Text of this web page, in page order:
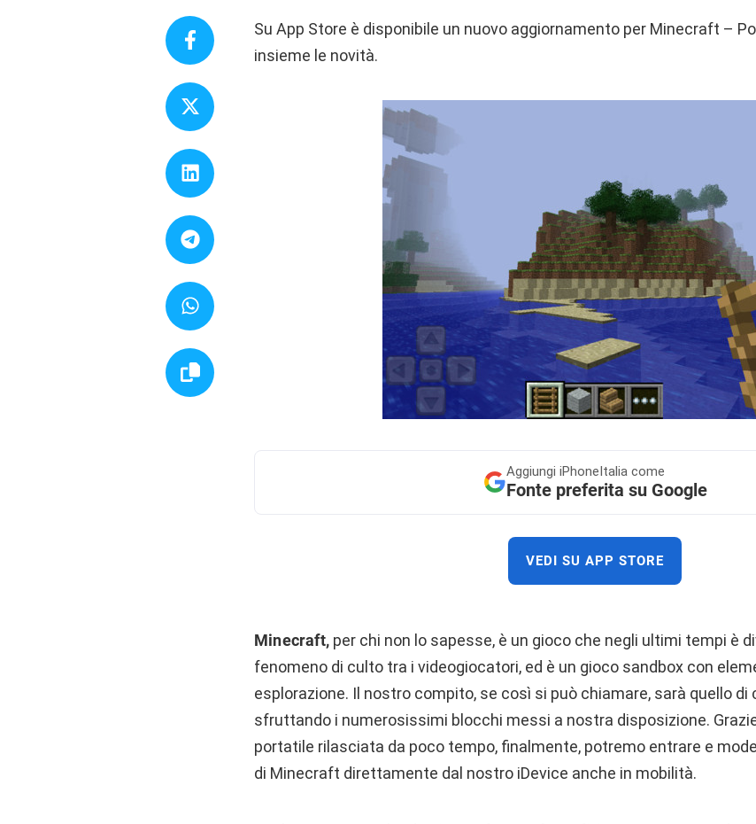
Su App Store è disponibile un nuovo aggiornamento per Minecraft –
insieme le novità.
Aggiungi iPhoneItalia come
Fonte preferita su Google
VEDI SU APP STORE
Minecraft, per chi non lo sapesse, è un gioco che negli ultimi tempi è
fenomeno di culto tra i videogiocatori, ed è un gioco sandbox con
esplorazione. Il nostro compito, se così si può chiamare, sarà quello di
sfruttando i numerosissimi blocchi messi a nostra disposizione.
portatile rilasciata da poco tempo, finalmente, potremo entrare e
di Minecraft direttamente dal nostro iDevice anche in mobilità.